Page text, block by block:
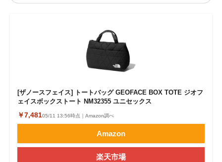
AI活用のいまが分かる
経営リーダーのコミュニティ
マーケ×ITの今がよく分かる
ITエンジニア向け専門サイト
製造業のIT導入・活用を支援
[ザノースフェイス] トートバッグ GEOFACE BOX TOTE ジオフ
ェイスボックストート NM32355 ユニセックス
￥7,48105/11 13:56時点｜Amazon調べ
Amazon
楽天市場